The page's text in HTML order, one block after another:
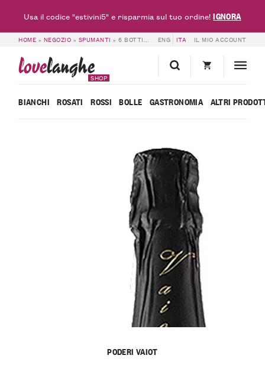
HOME » NEGOZIO » SPUMANTI »6 BOTTIGLIE DI NEBBIOLO D’ALBA DOC SPUMANTE ROSÉ METODO CLASSICO 2020 – PODERI VAIOT ENG ITA IL MIO ACCOUNT
lovelanghe
SHOP
BIANCHI ROSATI ROSSI BOLLE GASTRONOMIA ALTRI
PODERI VAIOT
Usa il codice "estivini5" e risparmia sul tuo ordine!IGNORA